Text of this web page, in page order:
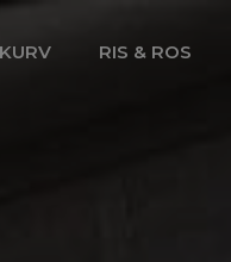
RIS & ROS